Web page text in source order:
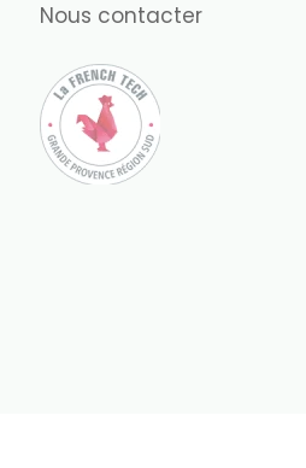
que les cookies pour stocker et/ou
telles que le comportement de
Nous contacter